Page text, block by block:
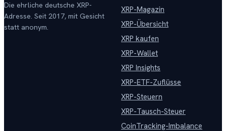
Die ehrliche deutsche XRP-
Adresse. Seit 2017, mit Gesicht
statt anonym.
XRP-Magazin
XRP-Übersicht
XRP kaufen
XRP-Wallet
XRP Insights
XRP-ETF-Zuflüsse
XRP-Steuern
XRP-Tausch-Steuer
CoinTracking-Imbalance